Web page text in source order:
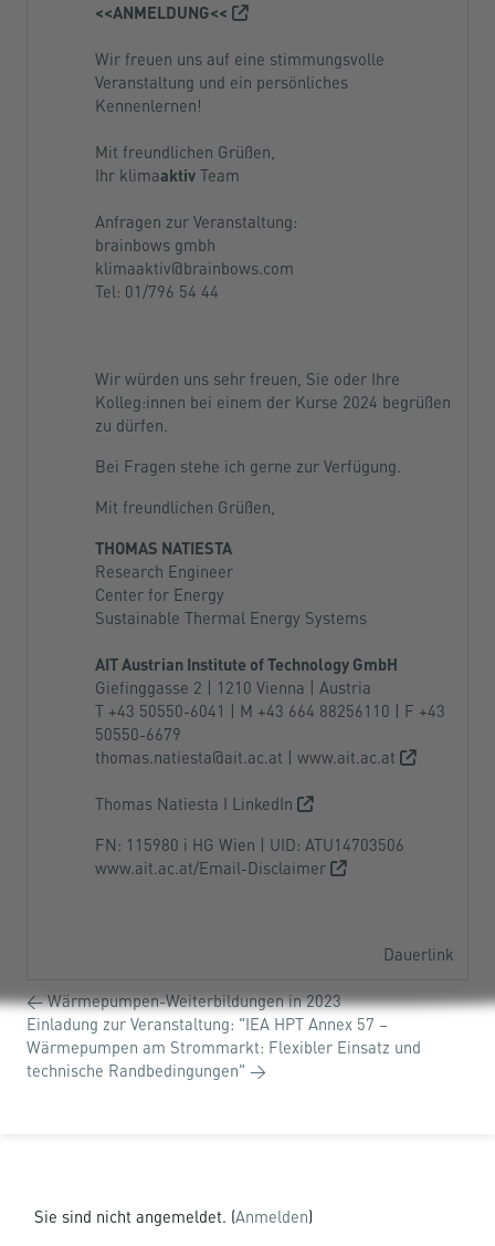
<<ANMELDUNG<<
Wir freuen uns auf eine stimmungsvolle
Veranstaltung und ein persönliches
Kennenlernen!
Mit freundlichen Grüßen,
Ihr klimaaktiv Team
Anfragen zur Veranstaltung:
brainbows gmbh
klimaaktiv@brainbows.com
Tel: 01/796 54 44
Wir würden uns sehr freuen, Sie oder Ihre
Kolleg:innen bei einem der Kurse 2024 begrüßen
zu dürfen.
Bei Fragen stehe ich gerne zur Verfügung.
Mit freundlichen Grüßen,
THOMAS NATIESTA
Research Engineer
Center for Energy
Sustainable Thermal Energy Systems
AIT Austrian Institute of Technology GmbH
Giefinggasse 2 | 1210 Vienna | Austria
T +43 50550-6041 | M +43 664 88256110 | F +43
50550-6679
thomas.natiesta@ait.ac.at | www.ait.ac.at
Thomas Natiesta I LinkedIn
FN: 115980 i HG Wien | UID: ATU14703506
www.ait.ac.at/Email-Disclaimer
Dauerlink
← Wärmepumpen-Weiterbildungen in 2023
Einladung zur Veranstaltung: "IEA HPT Annex 57 –
Wärmepumpen am Strommarkt: Flexibler Einsatz und
technische Randbedingungen" →
Sie sind nicht angemeldet. (Anmelden)